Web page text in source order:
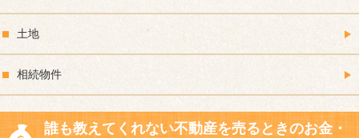
土地
相続物件
誰も教えてくれない不動産を売るときのお金・